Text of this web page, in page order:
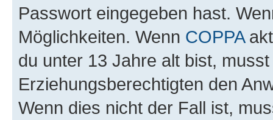
Passwort eingegeben hast.
Möglichkeiten. Wenn COPPA
du unter 13 Jahre alt bist,
Erziehungsberechtigten den
Wenn dies nicht der Fall ist,